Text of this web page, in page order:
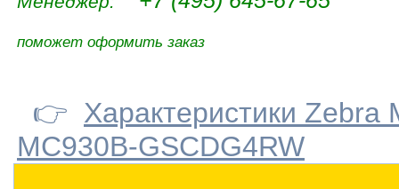
поможет оформить заказ
👉 Характеристики Zebra
MC930B-GSCDG4RW